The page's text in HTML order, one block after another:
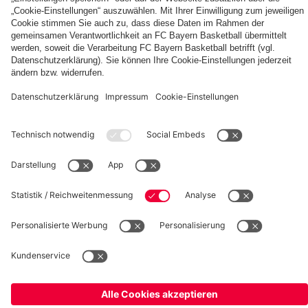
fcbayern.com Basketball Allianz Arena
Impressum Datenschutz Nutzungsbedingungen Barrierefreiheit
Kinder- und Jugendschutz Hinweisgebersystem FAQ
Kontakt